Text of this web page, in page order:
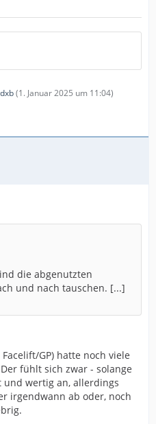
(1. Januar 2025 um 11:04)
die abgenutzten
und nach tauschen. [...]
GP) hatte noch viele
fühlt sich zwar - solange
wertig an, allerdings
irgendwann ab oder, noch